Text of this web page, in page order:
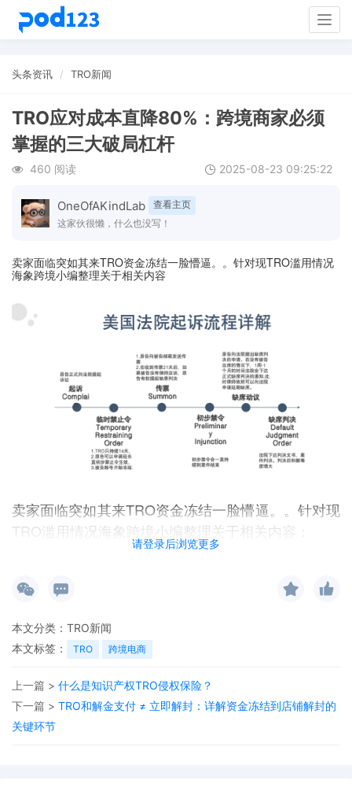
头条资讯 TRO新闻
TRO应对成本直降80%：跨境商家必须
掌握的三大破局杠杆
460 阅读 2025-08-23 09:25:22
OneOfAKindLab
查看主页
这家伙很懒，什么也没写！
请登录后浏览更多
卖家面临突如其来TRO资金冻结一脸懵逼。。针对现TRO滥用情况
海象跨境小编整理关于相关内容
卖家面临突如其来TRO资金冻结一脸懵逼。。针对现
TRO滥用情况海象跨境小编整理关于相关内容：
TRO是美国《联邦民事诉讼规则》规定的一种临时措
一定的限制。目的是为了避免因不及时采取措施,导
TRO程序滥用
TRO的内容多为要求渠道将涉架,或者冻结卖家账户内的余
额等。
临时限制令有效期虽仅有14天
,但原告通常还会申请
初步禁令(也就是PI),维持下架或冻结的状态。如果不应诉,法
院作出缺席判决,从立案到缺席判决作出可能不到3个月。
本文分类： TRO新闻
本文标签：
TRO 跨境电商
上一篇 > 什么是知识产权TRO侵权保险？
下一篇 > TRO和解金支付 ≠ 立即解封：详解资金冻结到店铺解封的
关键环节